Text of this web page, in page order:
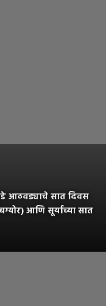
आठवड्याचे सात दिवस
आणि सूर्याच्या सात